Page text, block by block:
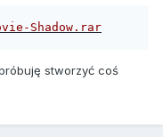
Shadow.rar
stworzyć coś